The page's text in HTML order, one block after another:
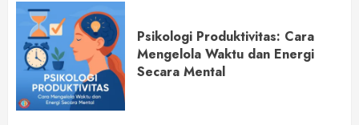
Psikologi Produktivitas: Cara
Mengelola Waktu dan Energi
Secara Mental